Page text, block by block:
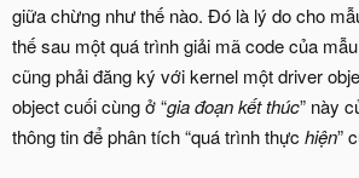
giữa chừng như thế nào. Đó là lý do cho
thế sau một quá trình giải mã code của
cũng phải đăng ký với kernel một driver
object cuối cùng ở “gia đoạn kết thúc” này
thông tin để phân tích “quá trình thực hiện”